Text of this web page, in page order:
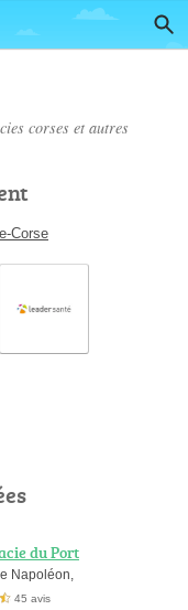
corses et autres
Corse
du Port
Napoléon,
5 45 avis